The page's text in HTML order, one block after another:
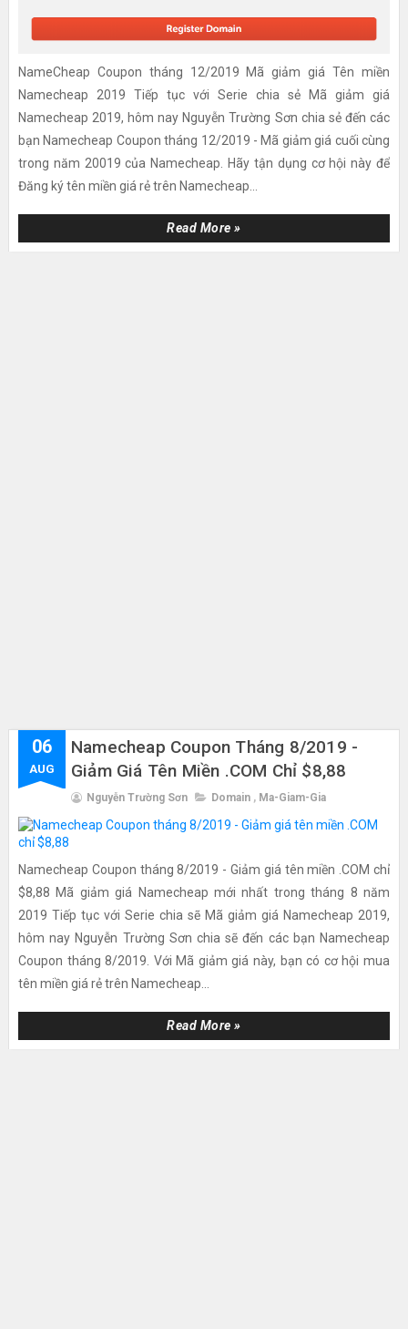
NameCheap Coupon tháng 12/2019 Mã giảm giá Tên miền
Namecheap 2019 Tiếp tục với Serie chia sẻ Mã giảm giá
Namecheap 2019, hôm nay Nguyễn Trường Sơn chia sẻ đến các
bạn Namecheap Coupon tháng 12/2019 - Mã giảm giá cuối cùng
trong năm 20019 của Namecheap. Hãy tận dụng cơ hội này để
Đăng ký tên miền giá rẻ trên Namecheap...
Read More »
06
AUG
Namecheap Coupon Tháng 8/2019 -
Giảm Giá Tên Miền .COM Chỉ $8,88
Nguyễn Trường Sơn Domain , Ma-Giam-Gia
Namecheap Coupon tháng 8/2019 - Giảm giá tên miền .COM chỉ
$8,88 Mã giảm giá Namecheap mới nhất trong tháng 8 năm
2019 Tiếp tục với Serie chia sẽ Mã giảm giá Namecheap 2019,
hôm nay Nguyễn Trường Sơn chia sẽ đến các bạn Namecheap
Coupon tháng 8/2019. Với Mã giảm giá này, bạn có cơ hội mua
tên miền giá rẻ trên Namecheap...
Read More »